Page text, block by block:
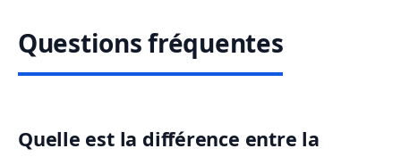
Questions fréquentes
Quelle est la différence entre la